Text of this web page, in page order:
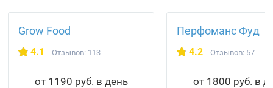
Grow Food
4.1 Отзывов: 113
от 1190 руб. в день
Перфоманс Фуд
4.2 Отзывов: 57
от 1800 руб. в